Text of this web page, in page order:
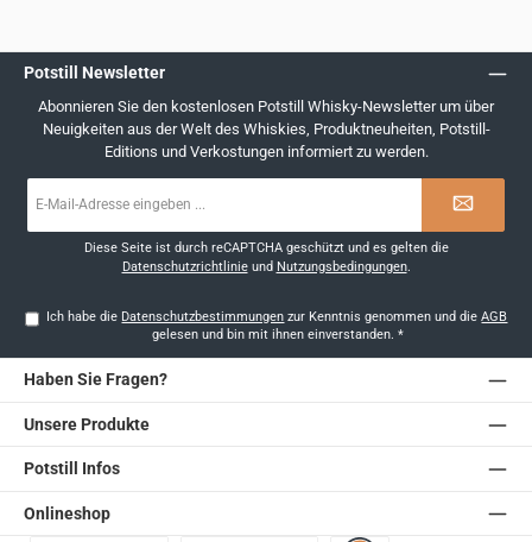
Potstill Newsletter
Abonnieren Sie den kostenlosen Potstill Whisky-Newsletter um über
Neuigkeiten aus der Welt des Whiskies, Produktneuheiten, Potstill-
Editions und Verkostungen informiert zu werden.
Mail-
Diese Seite ist durch reCAPTCHA geschützt und es gelten die
Datenschutzrichtlinieund Nutzungsbedingungen.
Ich habe die Datenschutzbestimmungen zur Kenntnis genommen und dieAGB
gelesen und bin mit ihnen einverstanden. *
Haben Sie Fragen?
Unsere Produkte
Potstill Infos
Onlineshop